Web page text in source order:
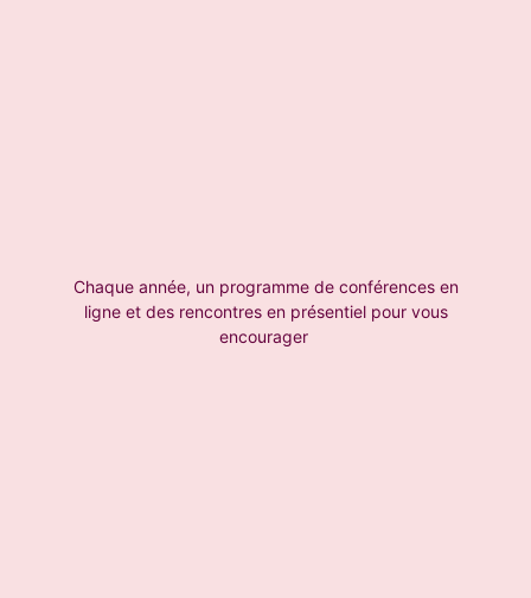
Chaque année, un programme de conférences en
ligne et des rencontres en présentiel pour vous
encourager